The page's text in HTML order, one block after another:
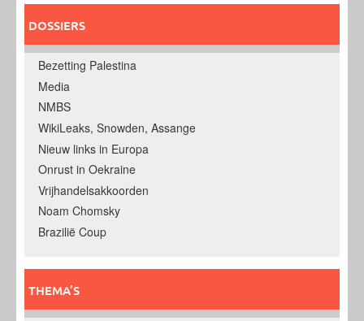
DOSSIERS
Bezetting Palestina
Media
NMBS
WikiLeaks, Snowden, Assange
Nieuw links in Europa
Onrust in Oekraine
Vrijhandelsakkoorden
Noam Chomsky
Brazilië Coup
THEMA’S